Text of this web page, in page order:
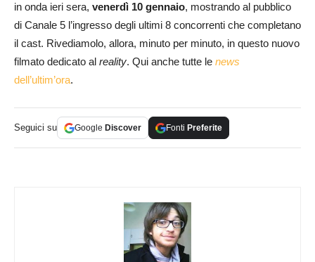
in onda ieri sera, venerdì 10 gennaio, mostrando al pubblico
di Canale 5 l’ingresso degli ultimi 8 concorrenti che completano
il cast. Rivediamolo, allora, minuto per minuto, in questo nuovo
filmato dedicato al reality. Qui anche tutte le news
dell’ultim’ora.
Seguici su Google Discover Fonti Preferite